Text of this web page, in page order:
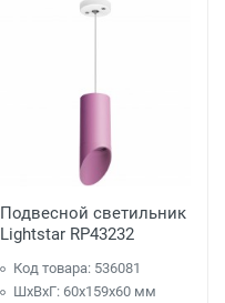
Подвесной светильник
Lightstar RP43232
Код товара: 536081
ШхВхГ: 60x159x60 мм